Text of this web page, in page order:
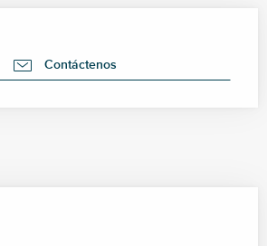
Contáctenos